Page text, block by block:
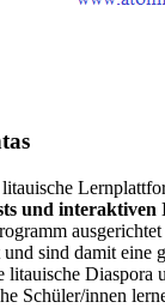
litauische
und interaktiven
sind damit eine
litauische Diaspora
Schüler/innen